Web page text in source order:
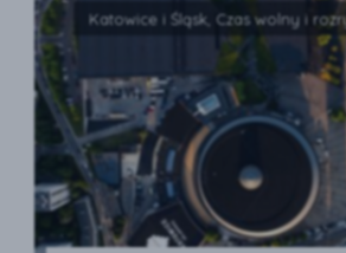
Katowice i Śląsk, Czas wolny i